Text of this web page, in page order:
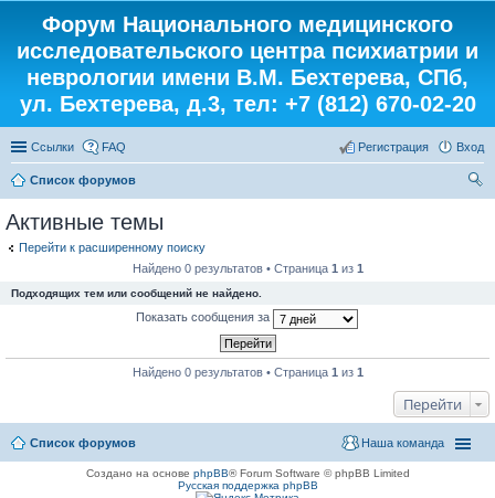
Форум Национального медицинского
исследовательского центра психиатрии и
неврологии имени В.М. Бехтерева, СПб,
ул. Бехтерева, д.3, тел: +7 (812) 670-02-20
Ссылки FAQ Вход
Регистрация
Список форумов
Активные темы
Перейти к расширенному поиску
Найдено 0 результатов • Страница 1 из 1
Подходящих тем или сообщений не найдено.
Показать сообщения за
Найдено 0 результатов • Страница 1 из 1
Перейти
Список форумов Наша команда
Создано на основе phpBB® Forum Software © phpBB Limited
Русская поддержка phpBB